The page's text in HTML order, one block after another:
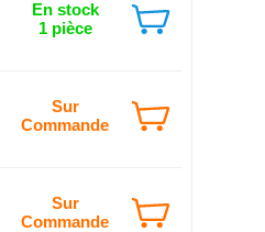
En stock
1 pièce
Sur
Commande
Sur
Commande